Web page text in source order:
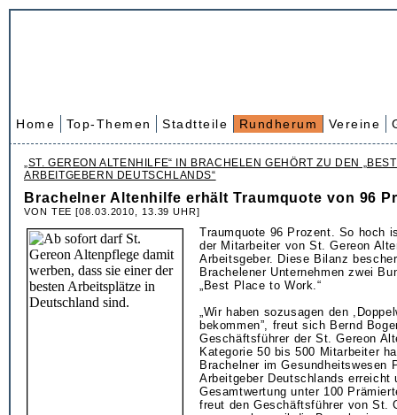
Home Top-Themen Stadtteile Rundherum Vereine
„ST. GEREON ALTENHILFE“ IN BRACHELEN GEHÖRT ZU DEN
ARBEITGEBERN DEUTSCHLANDS“
Brachelner Altenhilfe erhält Traumquote von 96
VON TEE [08.03.2010, 13.39 UHR]
Traumquote 96 Prozent. So hoch
der Mitarbeiter von St. Gereon
Arbeitsgeber. Diese Bilanz
Brachelener Unternehmen zwei
„Best Place to Work.“
„Wir haben sozusagen den
bekommen”, freut sich Bernd
Geschäftsführer der St. Gereon
Kategorie 50 bis 500 Mitarbeiter
Brachelner im Gesundheitswesen
Arbeitgeber Deutschlands erreicht
Gesamtwertung unter 100
freut den Geschäftsführer von St.